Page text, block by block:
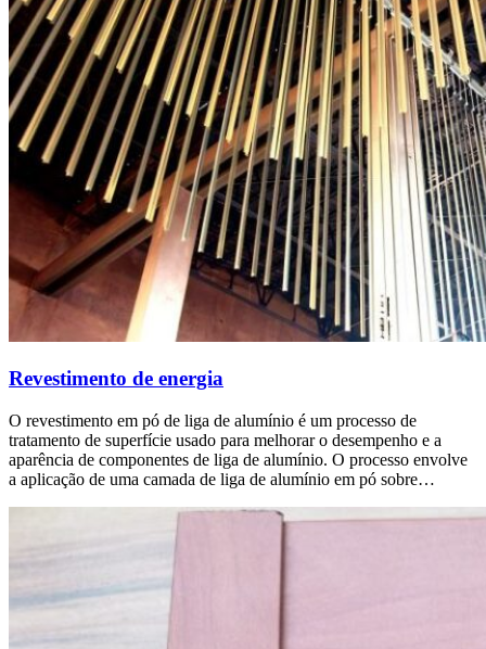
Revestimento de energia
O revestimento em pó de liga de alumínio é um processo de
tratamento de superfície usado para melhorar o desempenho e a
aparência de componentes de liga de alumínio. O processo envolve
a aplicação de uma camada de liga de alumínio em pó sobre…